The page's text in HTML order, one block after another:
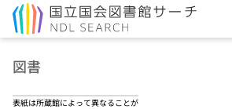
図書
表紙は所蔵館によって異なることが